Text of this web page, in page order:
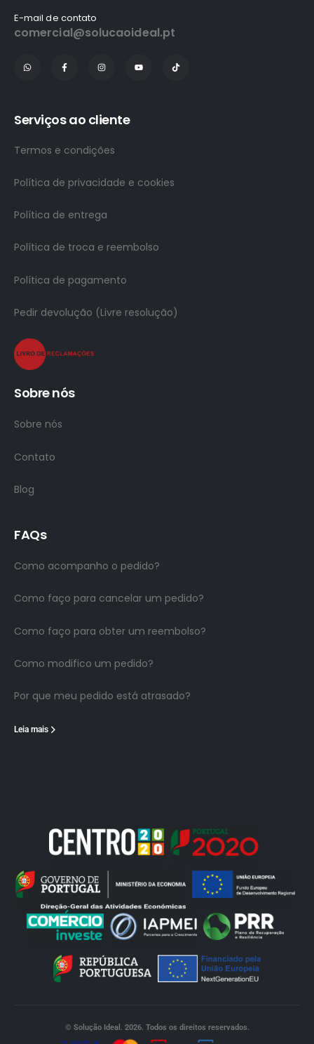
E-mail de contato
comercial@solucaoideal.pt
Serviços ao cliente
Termos e condições
Política de privacidade e cookies
Política de entrega
Política de troca e reembolso
Política de pagamento
Pedir devolução (Livre resolução)
Sobre nós
Sobre nós
Contato
Blog
FAQs
Como acompanho o pedido?
Como faço para cancelar um pedido?
Como faço para obter um reembolso?
Como modifico um pedido?
Por que meu pedido está atrasado?
Leia mais
© Solução Ideal. 2026. Todos os direitos reservados.